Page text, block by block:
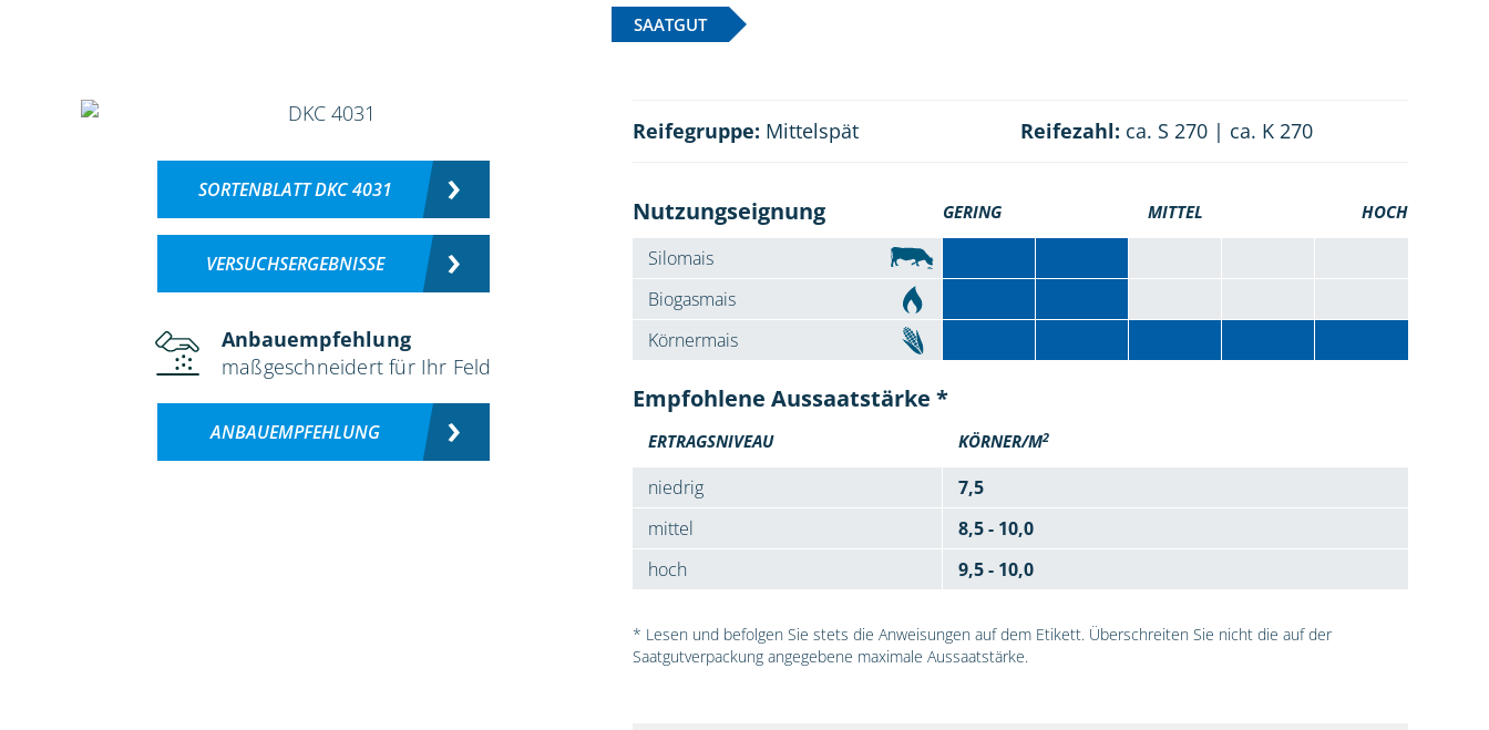
SAATGUT
SORTENBLATT DKC 4031
VERSUCHSERGEBNISSE
Anbauempfehlung
maßgeschneidert für Ihr Feld
ANBAUEMPFEHLUNG
Reifegruppe: Mittelspät Reifezahl: ca. S 270 | ca. K 270
Nutzungseignung GERING MITTEL HOCH
Silomais
Biogasmais
Körnermais
Empfohlene Aussaatstärke *
ERTRAGSNIVEAU KÖRNER/M2
niedrig
7,5
mittel
8,5 - 10,0
hoch
9,5 - 10,0
* Lesen und befolgen Sie stets die Anweisungen auf dem Etikett. Überschreiten Sie nicht die auf der
Saatgutverpackung angegebene maximale Aussaatstärke.